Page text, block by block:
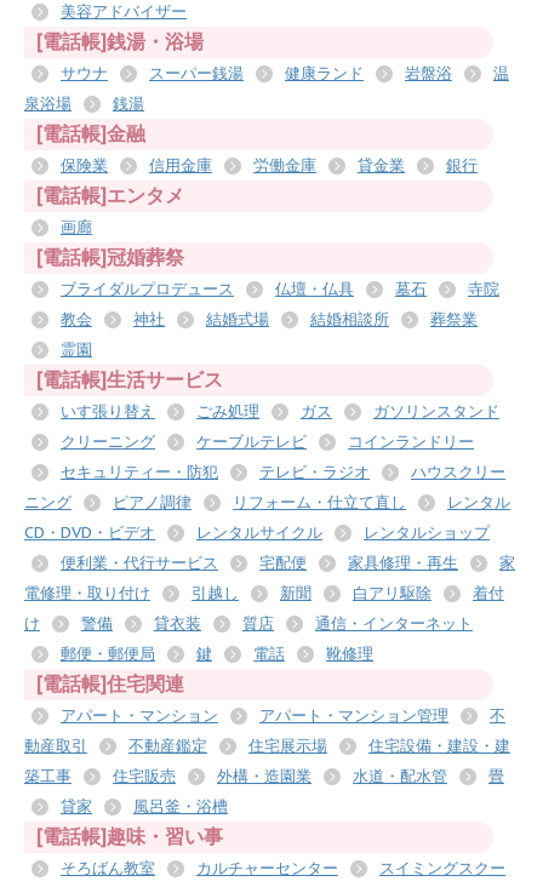
美容アドバイザー
[電話帳]銭湯・浴場
サウナ スーパー銭湯 健康ランド 岩盤浴
温
泉浴場
銭湯
[電話帳]金融
保険業 信用金庫 労働金庫 貸金業 銀行
[電話帳]エンタメ
画廊
[電話帳]冠婚葬祭
ブライダルプロデュース 仏壇・仏具 墓石
寺院
教会
神社 結婚式場 結婚相談所
葬祭業
霊園
[電話帳]生活サービス
いす張り替え ごみ処理 ガス
ガソリンスタンド
クリーニング
ケーブルテレビ
コインランドリー
セキュリティー・防犯
テレビ・ラジオ
ハウスクリー
ニング
ピアノ調律 リフォーム・仕立て直し
レンタル
CD・DVD・ビデオ
レンタルサイクル
レンタルショップ
便利業・代行サービス
宅配便 家具修理・再生
家
電修理・取り付け
引越し 新聞 白アリ駆除
着付
け
警備 貸衣装 質店
通信・インターネット
郵便・郵便局
鍵 電話 靴修理
[電話帳]住宅関連
アパート・マンション アパート・マンション管理
不
動産取引
不動産鑑定 住宅展示場
住宅設備・建設・建
築工事
住宅販売 外構・造園業 水道・配水管
畳
貸家
風呂釜・浴槽
[電話帳]趣味・習い事
そろばん教室 カルチャーセンター
スイミングスクー